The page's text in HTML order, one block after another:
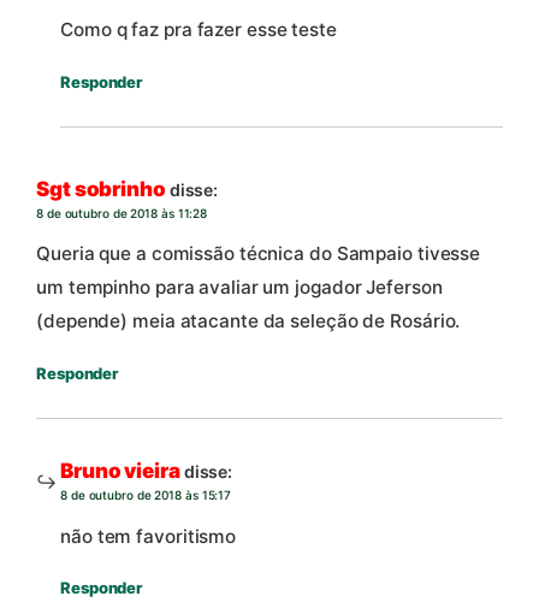
Como q faz pra fazer esse teste
Responder
Sgt sobrinho disse:
8 de outubro de 2018 às 11:28
Queria que a comissão técnica do Sampaio tivesse
um tempinho para avaliar um jogador Jeferson
(depende) meia atacante da seleção de Rosário.
Responder
Bruno vieiradisse:
8 de outubro de 2018 às 15:17
não tem favoritismo
Responder